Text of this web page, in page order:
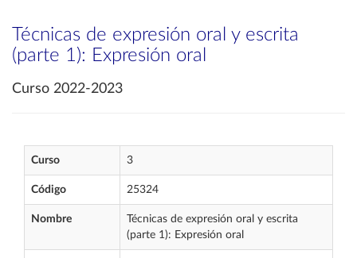
Técnicas de expresión oral y escrita
(parte 1): Expresión oral
Curso 2022-2023
Curso 3
Código 25324
Nombre
Técnicas de expresión oral y escrita
(parte 1): Expresión oral